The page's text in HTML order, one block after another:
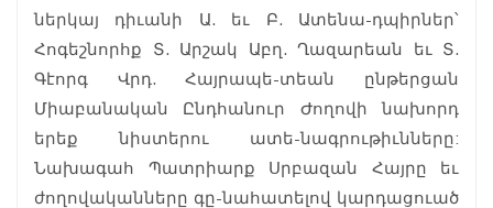
ներկայ դիւանի Ա. եւ Բ. Ատենա-դպիրներ՝
Հոգեշնորհք Տ. Արշակ Աբղ. Ղազարեան եւ Տ.
Գէորգ Վրդ. Հայրապե-տեան ընթերցան
Միաբանական Ընդհանուր Ժողովի նախորդ
երեք նիստերու ատե-նագրութիւնները:
Նախագահ Պատրիարք Սրբազան Հայրը եւ
ժողովականները գը-նահատելով կարդացուած